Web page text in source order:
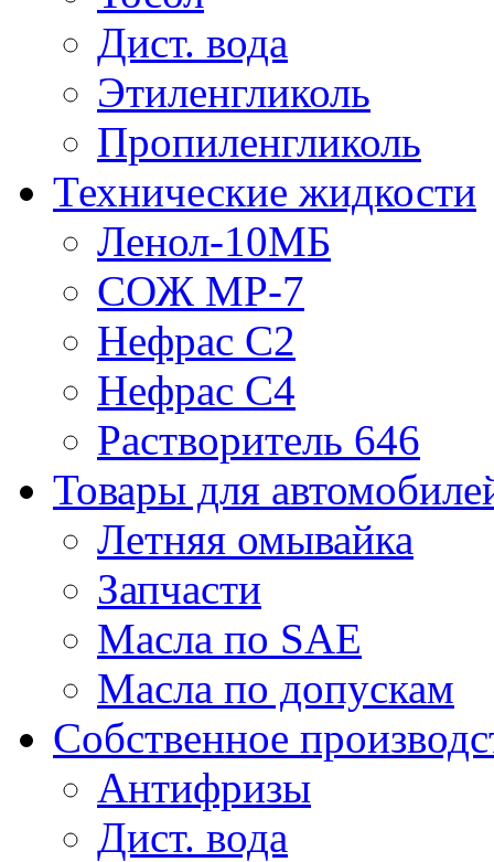
Дист. вода
Этиленгликоль
Пропиленгликоль
Технические жидкости
Ленол-10МБ
СОЖ МР-7
Нефрас С2
Нефрас С4
Растворитель 646
Товары для
Летняя омывайка
Запчасти
Масла по SAE
Масла по допускам
Собственное
Антифризы
Дист. вода